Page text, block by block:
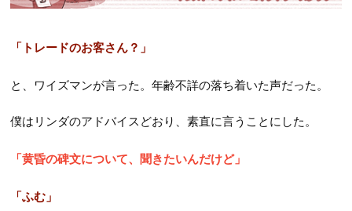
「トレードのお客さん？」
と、ワイズマンが言った。年齢不詳の落ち着いた声だった。
僕はリンダのアドバイスどおり、素直に言うことにした。
「黄昏の碑文について、聞きたいんだけど」
「ふむ」